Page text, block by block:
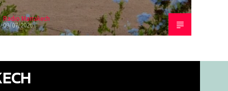
Radio Marrakech
09/07/2026